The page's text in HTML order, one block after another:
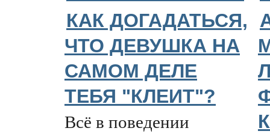
КАК ДОГАДАТЬСЯ,
ЧТО ДЕВУШКА НА
САМОМ ДЕЛЕ
ТЕБЯ "КЛЕИТ"?
Всё в поведении